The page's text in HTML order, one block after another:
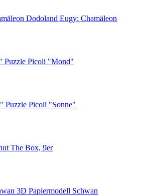
Dodoland Eugy: Chamäleon
Puzzle Picoli "Mond"
Puzzle Picoli "Sonne"
The Box, 9er
3D Papiermodell Schwan